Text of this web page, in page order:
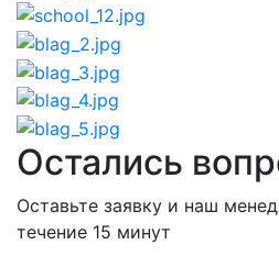
Остались
Оставьте заявку и наш
течение 15 минут